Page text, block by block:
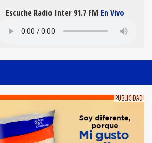
Escuche Radio Inter 91.7 FM En Vivo